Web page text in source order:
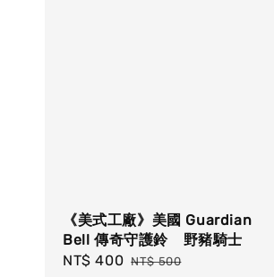
《美式工廠》美國 Guardian
Bell 傳奇守護鈴 野豬騎士
Sale
NT$ 400 Regular
NT$ 500